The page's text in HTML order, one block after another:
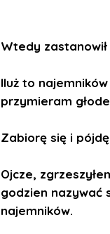
Wtedy zastanowił
Iluż to
przymieram
Zabiorę się i
Ojcze,
godzien nazywać
najemników.